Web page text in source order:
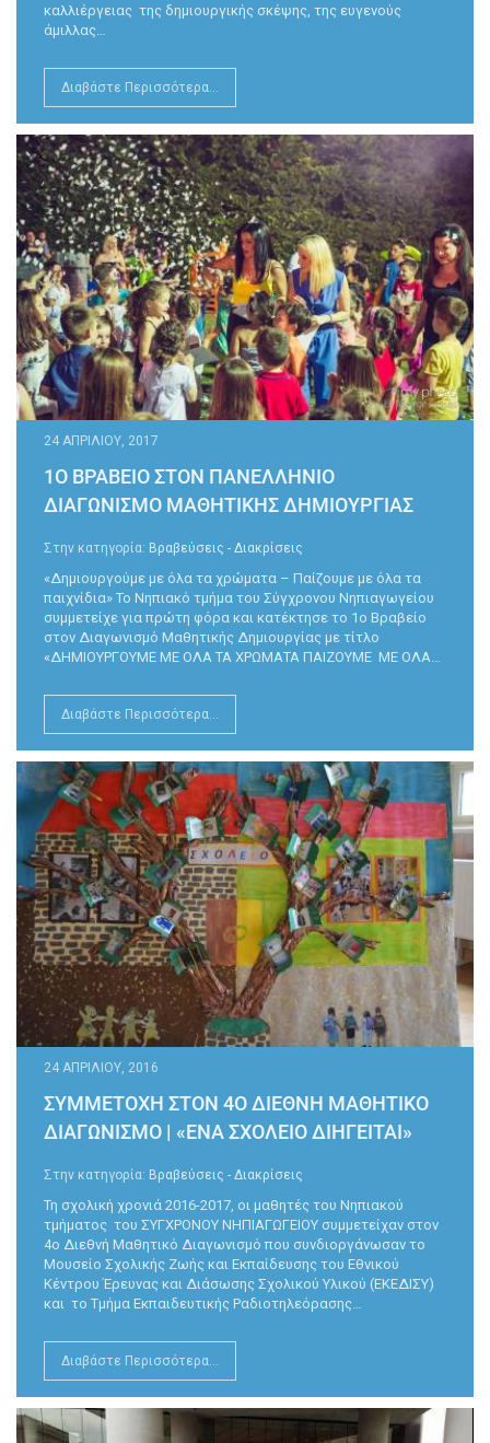
καλλιέργειας της δημιουργικής σκέψης, της ευγενούς
άμιλλας…
Διαβάστε Περισσότερα...
24 ΑΠΡΙΛΊΟΥ, 2017
1Ο ΒΡΑΒΕΙΟ ΣΤΟΝ ΠΑΝΕΛΛΉΝΙΟ
ΔΙΑΓΩΝΙΣΜΌ ΜΑΘΗΤΙΚΉΣ ΔΗΜΙΟΥΡΓΊΑΣ
Στην κατηγορία: Βραβεύσεις - Διακρίσεις
«Δημιουργούμε με όλα τα χρώματα – Παίζουμε με όλα τα
παιχνίδια» Το Νηπιακό τμήμα του Σύγχρονου Νηπιαγωγείου
συμμετείχε για πρώτη φόρα και κατέκτησε το 1ο Βραβείο
στον Διαγωνισμό Μαθητικής Δημιουργίας με τίτλο
«ΔΗΜΙΟΥΡΓΟΥΜΕ ΜΕ ΟΛΑ ΤΑ ΧΡΩΜΑΤΑ ΠΑΙΖΟΥΜΕ ΜΕ ΟΛΑ…
Διαβάστε Περισσότερα...
24 ΑΠΡΙΛΊΟΥ, 2016
ΣΥΜΜΕΤΟΧΗ ΣΤΟΝ 4Ο ΔΙΕΘΝΗ ΜΑΘΗΤΙΚΟ
ΔΙΑΓΩΝΙΣΜΟ | «ΈΝΑ ΣΧΟΛΕΊΟ ΔΙΗΓΕΊΤΑΙ»
Στην κατηγορία: Βραβεύσεις - Διακρίσεις
Τη σχολική χρονιά 2016-2017, οι μαθητές του Νηπιακού
τμήματος του ΣΥΓΧΡΟΝΟΥ ΝΗΠΙΑΓΩΓΕΙΟΥ συμμετείχαν στον
4ο Διεθνή Μαθητικό Διαγωνισμό που συνδιοργάνωσαν το
Μουσείο Σχολικής Ζωής και Εκπαίδευσης του Εθνικού
Κέντρου Έρευνας και Διάσωσης Σχολικού Υλικού (ΕΚΕΔΙΣΥ)
και το Τμήμα Εκπαιδευτικής Ραδιοτηλεόρασης…
Διαβάστε Περισσότερα...